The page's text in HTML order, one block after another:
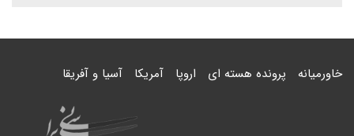
خاورمیانه پرونده هسته ای اروپا آمریکا آسیا و آفریقا